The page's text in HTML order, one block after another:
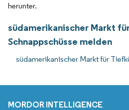
herunter.
südamerikanischer Markt
Schnappschüsse melden
südamerikanischer Markt für
MORDOR INTELLIGENCE